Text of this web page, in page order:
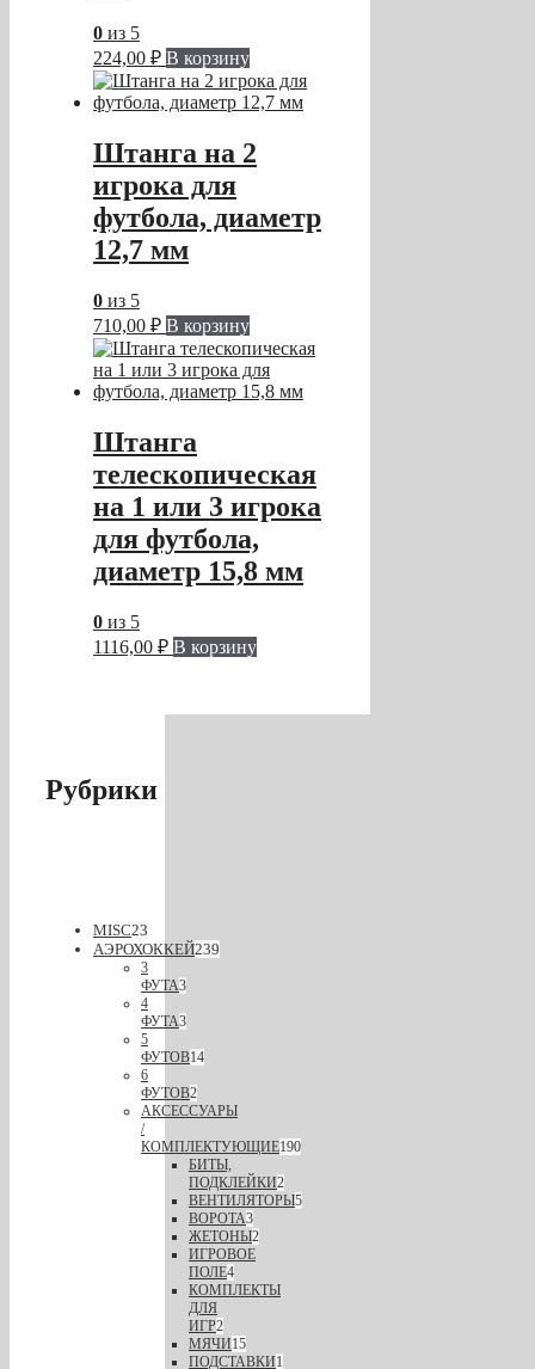
0 из 5
224,00 ₽ В корзину
Штанга на 2
игрока для
футбола, диаметр
12,7 мм
0 из 5
710,00 ₽ В корзину
Штанга
телескопическая
на 1 или 3 игрока
для футбола,
диаметр 15,8 мм
0 из 5
1116,00 ₽ В корзину
Рубрики
MISC23
АЭРОХОККЕЙ239
3
ФУТА3
4
ФУТА3
5
ФУТОВ14
6
ФУТОВ2
АКСЕССУАРЫ
/
КОМПЛЕКТУЮЩИЕ190
БИТЫ,
ПОДКЛЕЙКИ2
ВЕНТИЛЯТОРЫ5
ВОРОТА3
ЖЕТОНЫ2
ИГРОВОЕ
ПОЛЕ4
КОМПЛЕКТЫ
ДЛЯ
ИГР2
МЯЧИ15
ПОДСТАВКИ1